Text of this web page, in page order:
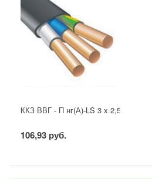
ККЗ ВВГ - П нг(А)-LS 3 х 2,5 ГОСТ
106,93 руб.